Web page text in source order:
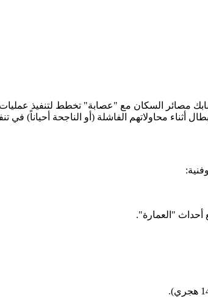
مصائر السكان مع "عصابة" تخطط لتنفيذ
أثناء محاولاتهم الفاشلة (أو الناجحة أحياناً) في
أحداث "العمارة".